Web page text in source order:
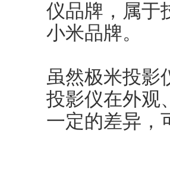
仪品牌，属于
小米品牌。
虽然极米投影
投影仪在外观
一定的差异，